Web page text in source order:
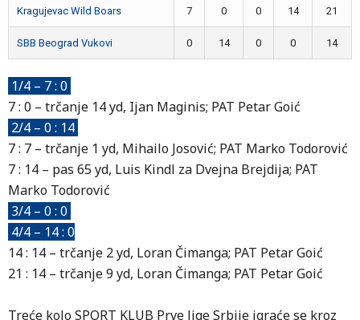
Kragujevac Wild Boars 7 0 0 14 21
SBB Beograd Vukovi 0 14 0 0 14
1/4 – 7 : 0
7 : 0 – trčanje 14 yd, Ijan Maginis; PAT Petar Goić
2/4 – 0 : 14
7 : 7 – trčanje 1 yd, Mihailo Josović; PAT Marko Todorović
7 : 14 – pas 65 yd, Luis Kindl za Dvejna Brejdija; PAT
Marko Todorović
3/4 – 0 : 0
4/4 – 14 : 0
14 : 14 – trčanje 2 yd, Loran Čimanga; PAT Petar Goić
21 : 14 – trčanje 9 yd, Loran Čimanga; PAT Petar Goić
Treće kolo SPORT KLUB Prve lige Srbije igraće se kroz